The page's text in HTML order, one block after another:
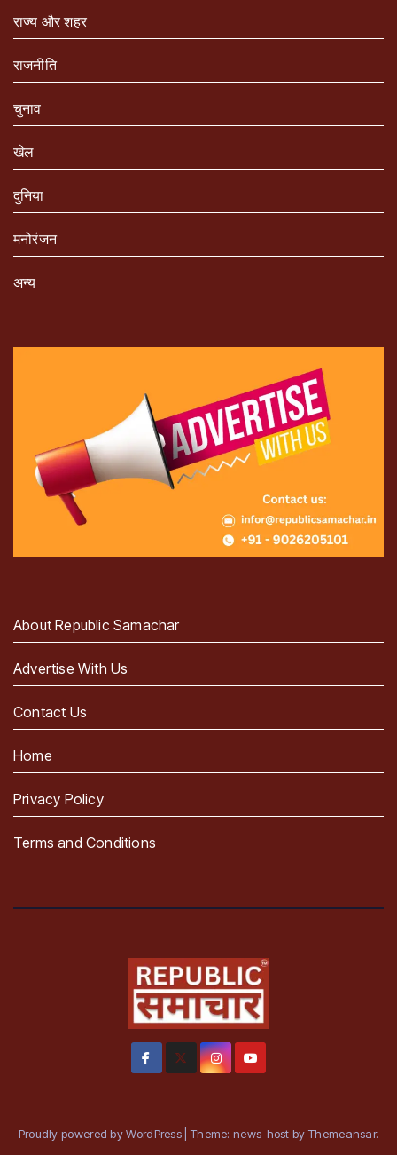
राज्य और शहर
राजनीति
चुनाव
खेल
दुनिया
मनोरंजन
अन्य
About Republic Samachar
Advertise With Us
Contact Us
Home
Privacy Policy
Terms and Conditions
Proudly powered by WordPress Theme: news-host by Themeansar.